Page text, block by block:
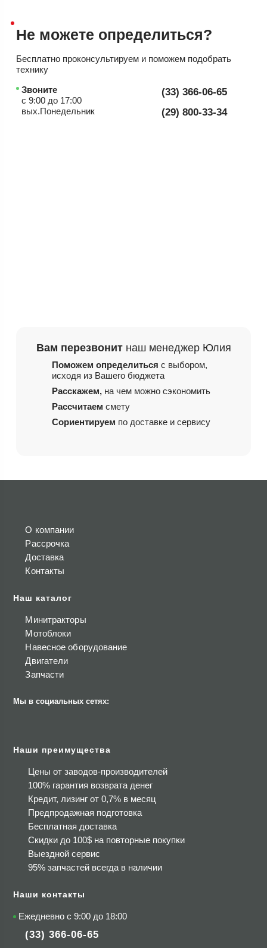
Не можете определиться?
Бесплатно проконсультируем и поможем подобрать
технику
Звоните
с 9:00 до 17:00
вых.Понедельник
(33) 366-06-65
(29) 800-33-34
Вам перезвонит наш менеджер Юлия
Поможем определитьсяс выбором,
исходя из Вашего бюджета
Расскажем, на чем можно сэкономить
Рассчитаемсмету
Сориентируем по доставке и сервису
О компании
Рассрочка
Доставка
Контакты
Наш каталог
Минитракторы
Мотоблоки
Навесное оборудование
Двигатели
Запчасти
Мы в социальных сетях:
Наши преимущества
Цены от заводов-производителей
100% гарантия возврата денег
Кредит, лизинг от 0,7% в месяц
Предпродажная подготовка
Бесплатная доставка
Скидки до 100$ на повторные покупки
Выездной сервис
95% запчастей всегда в наличии
Наши контакты
Ежедневно с 9:00 до 18:00
(33) 366-06-65